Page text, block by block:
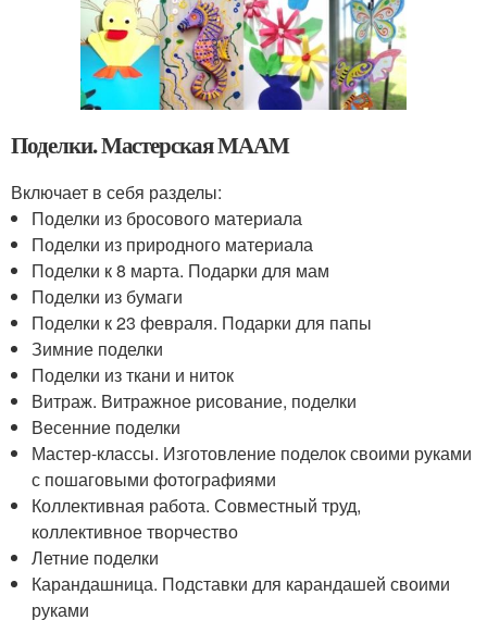
Поделки. Мастерская МААМ
Включает в себя разделы:
Поделки из бросового материала
Поделки из природного материала
Поделки к 8 марта. Подарки для мам
Поделки из бумаги
Поделки к 23 февраля. Подарки для папы
Зимние поделки
Поделки из ткани и ниток
Витраж. Витражное рисование, поделки
Весенние поделки
Мастер-классы. Изготовление поделок своими руками
с пошаговыми фотографиями
Коллективная работа. Совместный труд,
коллективное творчество
Летние поделки
Карандашница. Подставки для карандашей своими
руками